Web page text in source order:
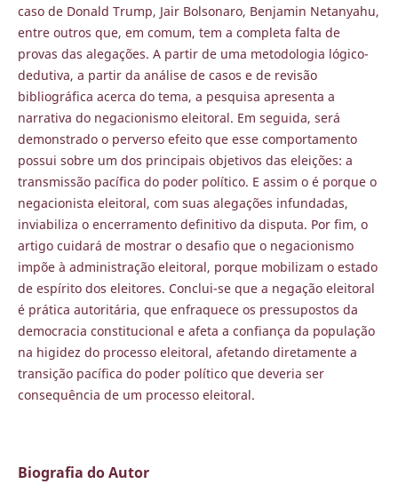
caso de Donald Trump, Jair Bolsonaro, Benjamin Netanyahu,
entre outros que, em comum, tem a completa falta de
provas das alegações. A partir de uma metodologia lógico-
dedutiva, a partir da análise de casos e de revisão
bibliográfica acerca do tema, a pesquisa apresenta a
narrativa do negacionismo eleitoral. Em seguida, será
demonstrado o perverso efeito que esse comportamento
possui sobre um dos principais objetivos das eleições: a
transmissão pacífica do poder político. E assim o é porque o
negacionista eleitoral, com suas alegações infundadas,
inviabiliza o encerramento definitivo da disputa. Por fim, o
artigo cuidará de mostrar o desafio que o negacionismo
impõe à administração eleitoral, porque mobilizam o estado
de espírito dos eleitores. Conclui-se que a negação eleitoral
é prática autoritária, que enfraquece os pressupostos da
democracia constitucional e afeta a confiança da população
na higidez do processo eleitoral, afetando diretamente a
transição pacífica do poder político que deveria ser
consequência de um processo eleitoral.
Biografia do Autor